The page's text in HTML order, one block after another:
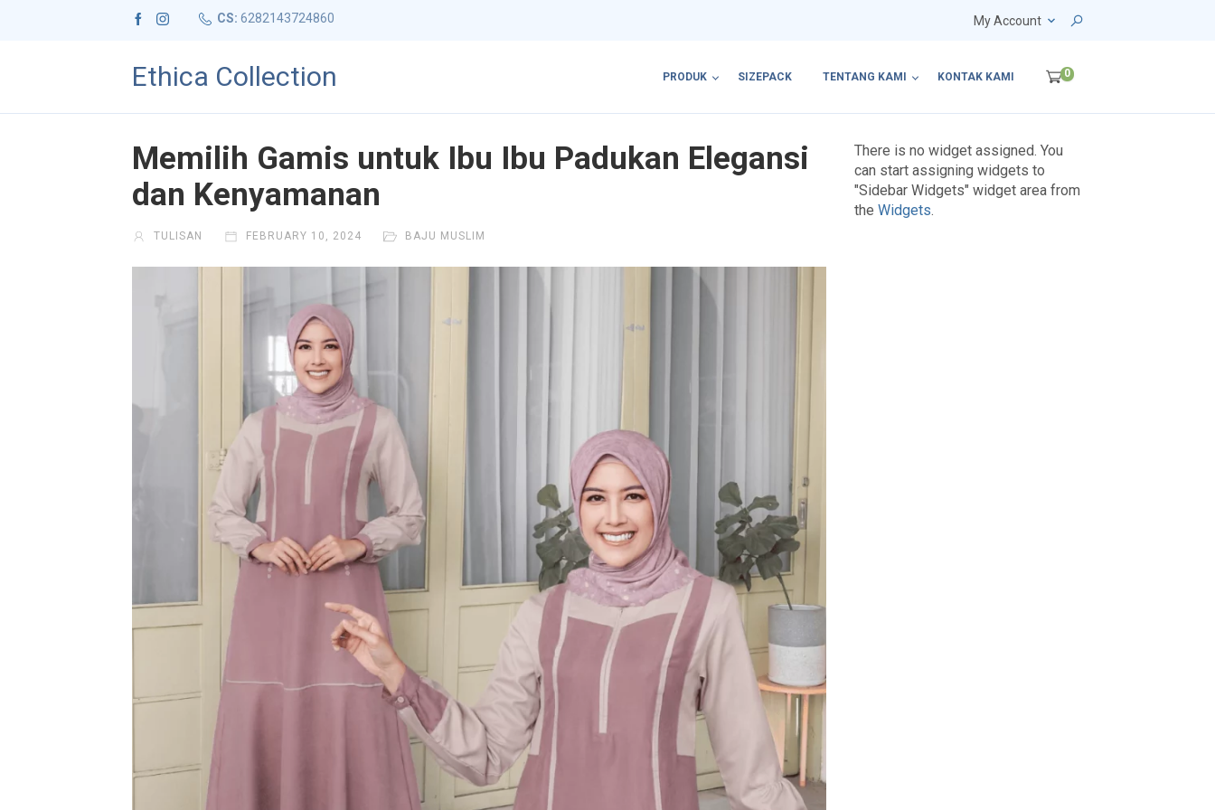
CS: 6282143724860 My Account
Ethica Collection PRODUK SIZEPACK TENTANG KAMI KONTAK KAMI 0
Memilih Gamis untuk Ibu Ibu Padukan Elegansi
dan Kenyamanan
TULISAN FEBRUARY 10, 2024 BAJU MUSLIM
There is no widget assigned. You
can start assigning widgets to
"Sidebar Widgets" widget area from
theWidgets.